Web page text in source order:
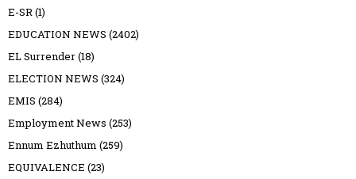
E-SR(1)
EDUCATION NEWS (2402)
EL Surrender(18)
ELECTION NEWS (324)
EMIS (284)
Employment News (253)
Ennum Ezhuthum (259)
EQUIVALENCE (23)